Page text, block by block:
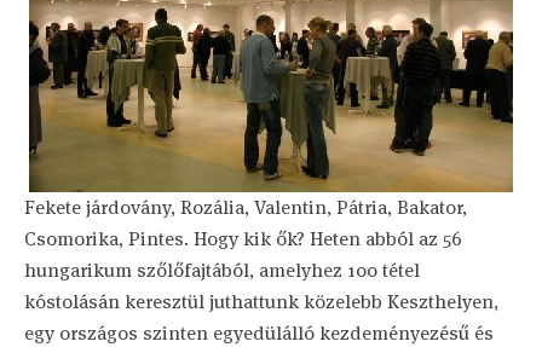
Fekete járdovány, Rozália, Valentin, Pátria, Bakator,
Csomorika, Pintes. Hogy kik ők? Heten abból az 56
hungarikum szőlőfajtából, amelyhez 100 tétel
kóstolásán keresztül juthattunk közelebb Keszthelyen,
egy országos szinten egyedülálló kezdeményezésű és